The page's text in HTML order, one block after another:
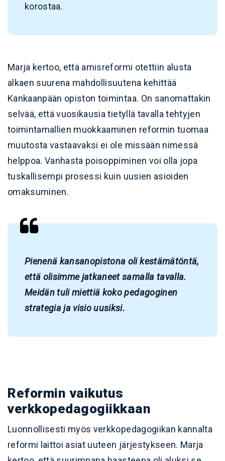
korostaa.
Marja kertoo, että amisreformi otettiin alusta
alkaen suurena mahdollisuutena kehittää
Kankaanpään opiston toimintaa. On sanomattakin
selvää, että vuosikausia tietyllä tavalla tehtyjen
toimintamallien muokkaaminen reformin tuomaa
muutosta vastaavaksi ei ole missään nimessä
helppoa. Vanhasta poisoppiminen voi olla jopa
tuskallisempi prosessi kuin uusien asioiden
omaksuminen.
Pienenä kansanopistona oli kestämätöntä,
että olisimme jatkaneet samalla tavalla.
Meidän tuli miettiä koko pedagoginen
strategia ja visio uusiksi.
Reformin vaikutus
verkkopedagogiikkaan
Luonnollisesti myös verkkopedagogiikan kannalta
reformi laittoi asiat uuteen järjestykseen. Marja